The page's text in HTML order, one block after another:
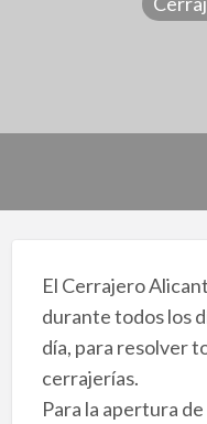
El Cerrajero
durante todos los
día, para resolver
cerrajerías.
Para la apertura